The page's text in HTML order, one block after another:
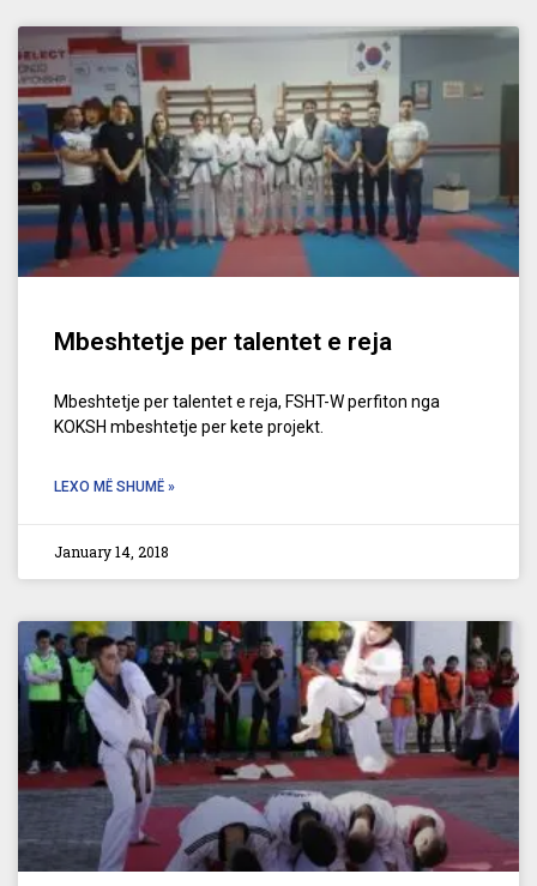
Mbeshtetje per talentet e reja
Mbeshtetje per talentet e reja, FSHT-W perfiton nga
KOKSH mbeshtetje per kete projekt.
LEXO MË SHUMË »
January 14, 2018